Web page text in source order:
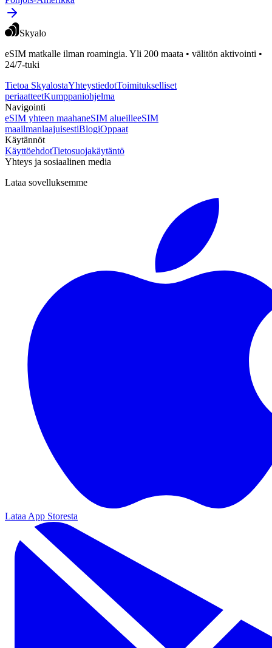
Skyalo
eSIM matkalle ilman roamingia. Yli 200 maata • välitön aktivointi •
24/7-tuki
Tietoa SkyalostaYhteystiedotToimitukselliset
periaatteetKumppaniohjelma
Navigointi
eSIM yhteen maahaneSIM alueilleeSIM
maailmanlaajuisestiBlogiOppaat
Käytännöt
KäyttöehdotTietosuojakäytäntö
Yhteys ja sosiaalinen media
Lataa sovelluksemme
Lataa App Storesta